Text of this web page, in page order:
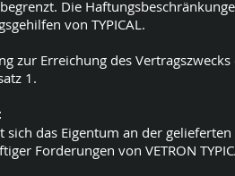
Die
von TYPICAL.
zur Erreichung des
1.
sich das Eigentum an der
Forderungen von VETRON